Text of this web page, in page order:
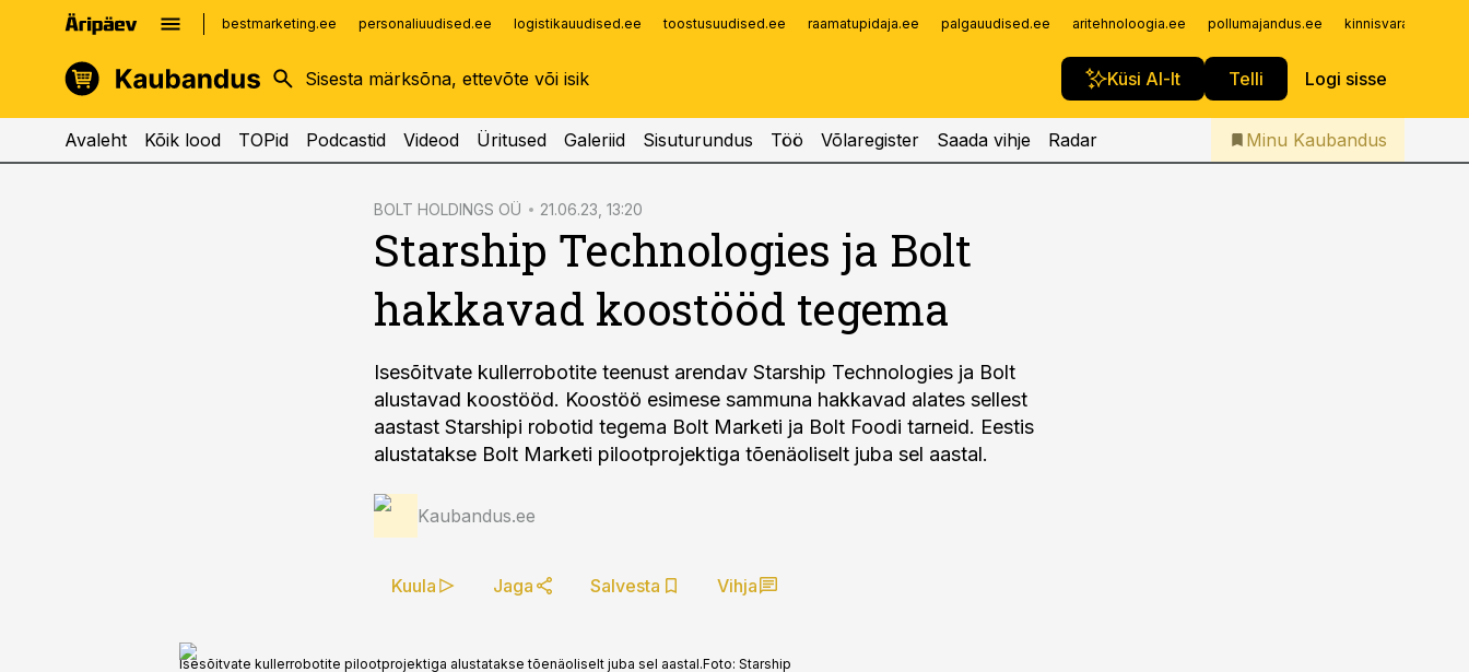
bestmarketing.ee personaliuudised.ee logistikauudised.ee toostusuudised.ee raamatupidaja.ee palgauudised.ee aritehnoloogia.ee pollumajandus.ee
Küsi AI-lt Telli Logi sisse
kinnisvarauudised.ee
logistikauudised.ee
imelineajalugu.ee
Infopank
Iseteenindus
Telli Kaubandus
Avaleht Kõik lood TOPid Podcastid Videod Üritused Galeriid Sisuturundus Töö Võlaregister Saada vihje Radar Minu Kaubandus
BOLT HOLDINGS OÜ 21.06.23, 13:20
Starship Technologies ja Bolt
hakkavad koostööd tegema
Isesõitvate kullerrobotite teenust arendav Starship Technologies ja Bolt
alustavad koostööd. Koostöö esimese sammuna hakkavad alates sellest
aastast Starshipi robotid tegema Bolt Marketi ja Bolt Foodi tarneid. Eestis
alustatakse Bolt Marketi pilootprojektiga tõenäoliselt juba sel aastal.
Kaubandus.ee
Kuula Jaga Salvesta Vihja
Isesõitvate kullerrobotite pilootprojektiga alustatakse tõenäoliselt juba sel aastal.Foto: Starship